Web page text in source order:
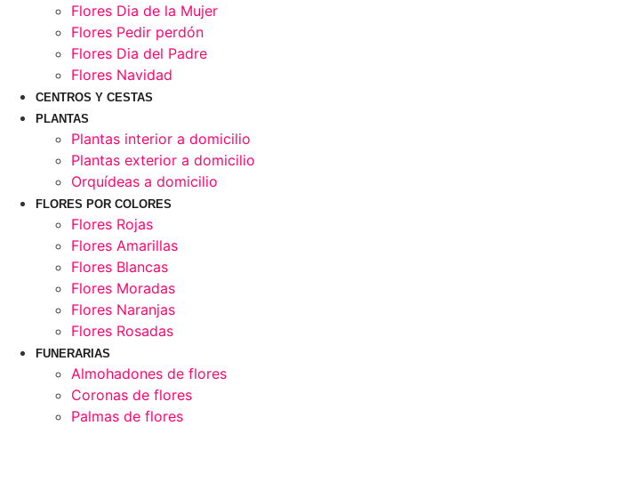
Flores Dia de la Mujer
Flores Pedir perdón
Flores Dia del Padre
Flores Navidad
CENTROS Y CESTAS
PLANTAS
Plantas interior a domicilio
Plantas exterior a domicilio
Orquídeas a domicilio
FLORES POR COLORES
Flores Rojas
Flores Amarillas
Flores Blancas
Flores Moradas
Flores Naranjas
Flores Rosadas
FUNERARIAS
Almohadones de flores
Coronas de flores
Palmas de flores